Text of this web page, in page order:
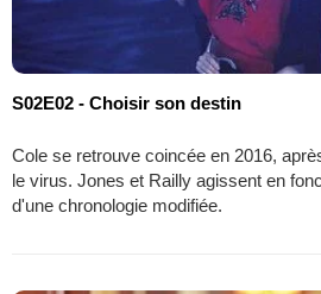
S02E02 - Choisir son destin
Cole se retrouve coincée en 2016,
le virus. Jones et Railly agissent en
d'une chronologie modifiée.